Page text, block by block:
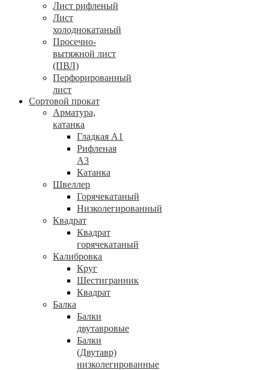
Лист рифленый
Лист
холоднокатаный
Просечно-
вытяжной лист
(ПВЛ)
Перфорированный
лист
Сортовой прокат
Арматура,
катанка
Гладкая А1
Рифленая
А3
Катанка
Швеллер
Горячекатаный
Низколегированный
Квадрат
Квадрат
горячекатаный
Калибровка
Круг
Шестигранник
Квадрат
Балка
Балки
двутавровые
Балки
(Двутавр)
низколегированные